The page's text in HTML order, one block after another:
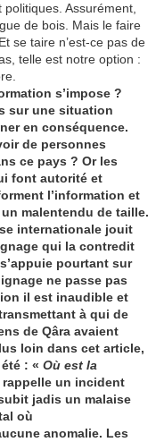
Assurément,
de bois. Mais le faire
se taire n’est-ce pas de
telle est notre option :
s’impose ?
sur une situation
en conséquence.
de personnes
ce pays ? Or les
font autorité et
l’information et
malentendu de taille.
internationale jouit
qui la contredit
pourtant sur
ne passe pas
il est inaudible et
à qui de
de Qâra avaient
loin dans cet article,
: « Où est la
un incident
jadis un malaise
où
anomalie. Les